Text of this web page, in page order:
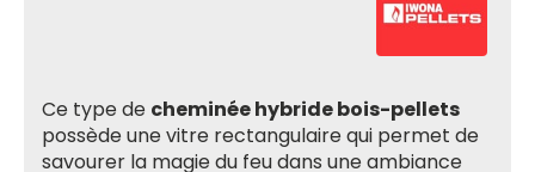
Ce type de cheminée hybride bois-pellets
possède une vitre rectangulaire qui permet de
savourer la magie du feu dans une ambiance